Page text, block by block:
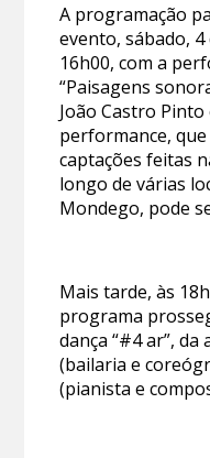
A programação
evento, sábado,
16h00, com a
“Paisagens
João Castro
performance,
captações feitas
longo de várias
Mondego, pode
Mais tarde, às
programa
dança “#4 ar”,
(bailaria e
(pianista e